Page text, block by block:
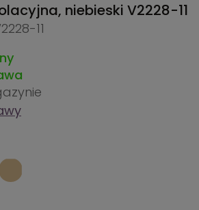
niebieski V2228-11
11